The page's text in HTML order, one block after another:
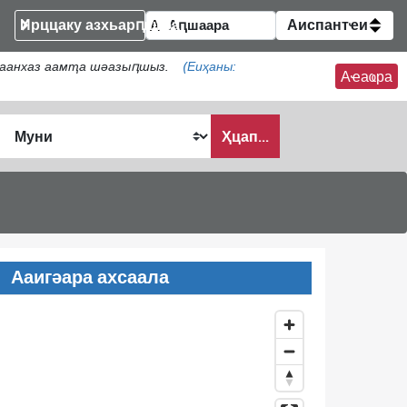
Ирццаку азхьарԥшқәа Аиспантҽи
аамҭа шәазыԥшыз.
(Еиҳаны:
Аҽаҩра
Ҳцап...
Ааигәара ахсаала